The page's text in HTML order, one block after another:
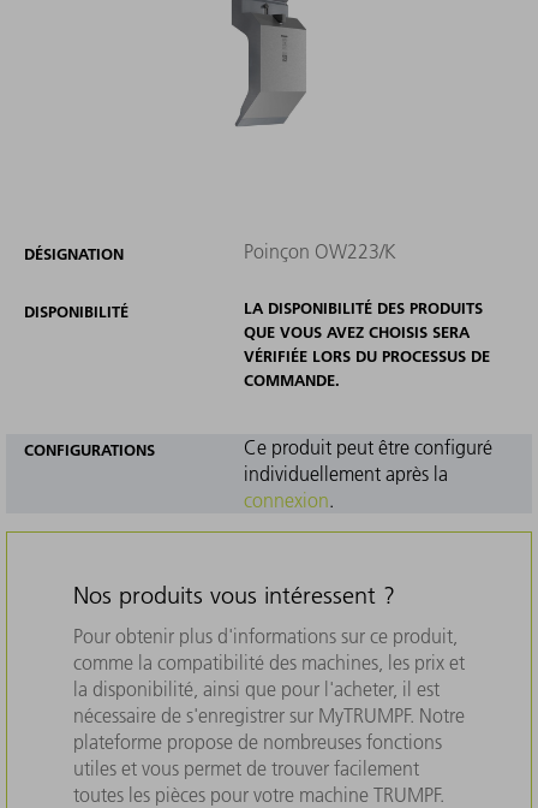
DÉSIGNATION Poinçon OW223/K
DISPONIBILITÉ
LA DISPONIBILITÉ DES PRODUITS
QUE VOUS AVEZ CHOISIS SERA
VÉRIFIÉE LORS DU PROCESSUS DE
COMMANDE.
CONFIGURATIONS
Ce produit peut être configuré
individuellement après la
connexion.
Nos produits vous intéressent ?
Pour obtenir plus d'informations sur ce produit,
comme la compatibilité des machines, les prix et
la disponibilité, ainsi que pour l'acheter, il est
nécessaire de s'enregistrer sur MyTRUMPF. Notre
plateforme propose de nombreuses fonctions
utiles et vous permet de trouver facilement
toutes les pièces pour votre machine TRUMPF.